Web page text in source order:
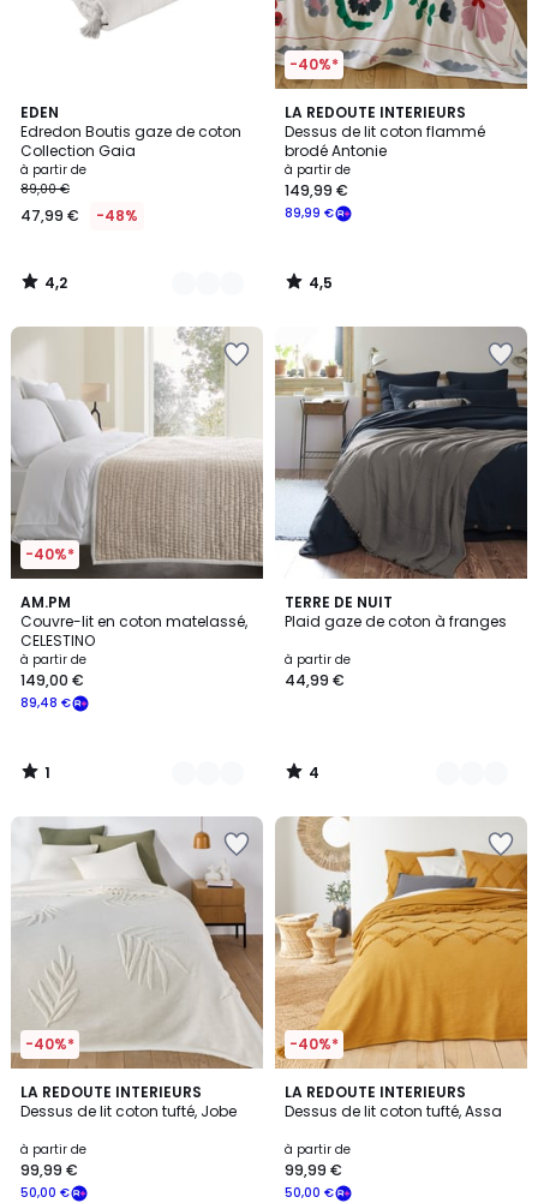
EDEN
Edredon Boutis gaze de coton
Collection Gaia
à partir de
89,00 €
47,99 € -48%
4,2
/ 5
18
Couleurs
4,2
/
-40%*
LA REDOUTE INTERIEURS
Dessus de lit coton flammé
brodé Antonie
à partir de
89,99 €
149,99 €
4,5
/ 5
4,5
/
-40%*
AM.PM
Couvre-lit en coton matelassé,
CELESTINO
à partir de
89,48 €
149,00 €
1
/
5
2
Couleurs
1
/
TERRE DE NUIT
Plaid gaze de coton à franges
à partir de
44,99 €
4
/
11
Couleurs
4
/
-40%*
LA REDOUTE INTERIEURS
Dessus de lit coton tufté, Jobe
à partir de
50,00 €
99,99 €
4,1
/ 5
2
Couleurs
-40%*
LA REDOUTE INTERIEURS
Dessus de lit coton tufté, Assa
à partir de
50,00 €
99,99 €
4,4
/ 5
2
Couleurs